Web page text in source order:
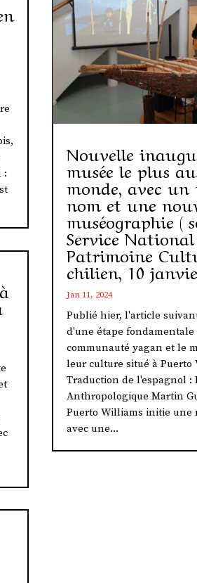
:
Nouvelle
musée le plus
monde, avec
nom et une
muséographie (
Service
Patrimoine
chilien, 10
Jan 11, 2024
Publié hier, l'article
d'une étape
communauté yagan et le
leur culture situé à Puerto
Traduction de l'espagnol :
Anthropologique Martin
Puerto Williams initie une
avec une...